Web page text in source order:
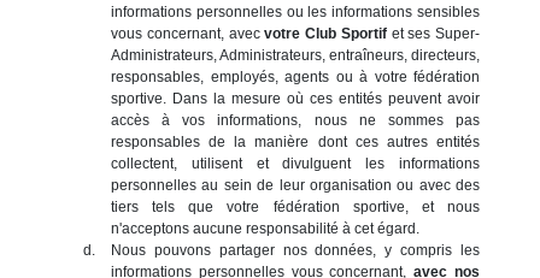
informations personnelles ou les informations sensibles
vous concernant, avecvotre Club Sportifet ses Super-
Administrateurs, Administrateurs, entraîneurs, directeurs,
responsables, employés, agents ou à votre fédération
sportive. Dans la mesure où ces entités peuvent avoir
accès à vos informations, nous ne sommes pas
responsables de la manière dont ces autres entités
collectent, utilisent et divulguent les informations
personnelles au sein de leur organisation ou avec des
tiers tels que votre fédération sportive, et nous
n'acceptons aucune responsabilité à cet égard.
Nous pouvons partager nos données, y compris les
informations personnelles vous concernant,avec nos